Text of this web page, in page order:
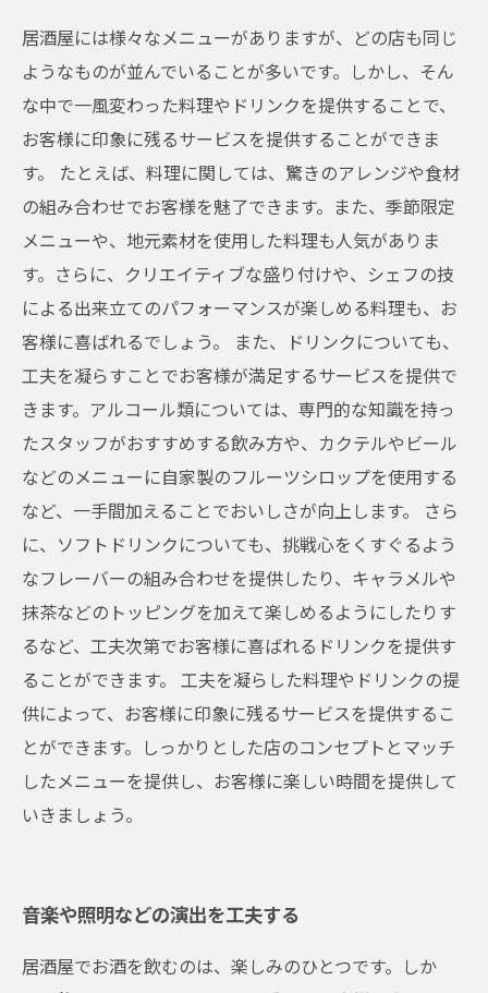
居酒屋には様々なメニューがありますが、どの店も同じ
ようなものが並んでいることが多いです。しかし、そん
な中で一風変わった料理やドリンクを提供することで、
お客様に印象に残るサービスを提供することができま
す。 たとえば、料理に関しては、驚きのアレンジや食材
の組み合わせでお客様を魅了できます。また、季節限定
メニューや、地元素材を使用した料理も人気がありま
す。さらに、クリエイティブな盛り付けや、シェフの技
による出来立てのパフォーマンスが楽しめる料理も、お
客様に喜ばれるでしょう。 また、ドリンクについても、
工夫を凝らすことでお客様が満足するサービスを提供で
きます。アルコール類については、専門的な知識を持っ
たスタッフがおすすめする飲み方や、カクテルやビール
などのメニューに自家製のフルーツシロップを使用する
など、一手間加えることでおいしさが向上します。 さら
に、ソフトドリンクについても、挑戦心をくすぐるよう
なフレーバーの組み合わせを提供したり、キャラメルや
抹茶などのトッピングを加えて楽しめるようにしたりす
るなど、工夫次第でお客様に喜ばれるドリンクを提供す
ることができます。 工夫を凝らした料理やドリンクの提
供によって、お客様に印象に残るサービスを提供するこ
とができます。しっかりとした店のコンセプトとマッチ
したメニューを提供し、お客様に楽しい時間を提供して
いきましょう。
音楽や照明などの演出を工夫する
居酒屋でお酒を飲むのは、楽しみのひとつです。しか